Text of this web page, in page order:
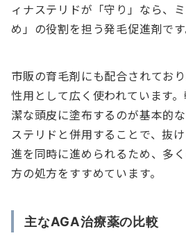
ィナステリドが「守り」なら、
め」の役割を担う発毛促進剤です
市販の育毛剤にも配合されてお
性用として広く使われています
潔な頭皮に塗布するのが基本的
ステリドと併用することで、抜
進を同時に進められるため、多
方の処方をすすめています。
主なAGA治療薬の比較